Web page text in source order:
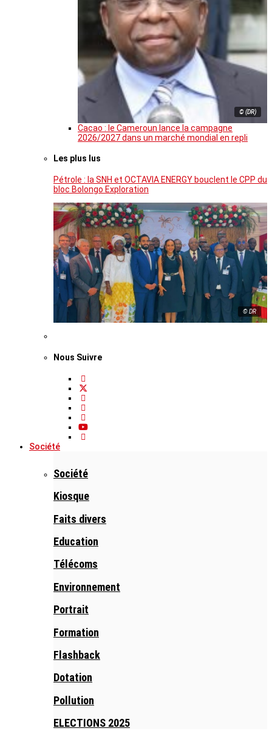
© (DR)
Cacao : le Cameroun lance la campagne
2026/2027 dans un marché mondial en repli
Les plus lus
Pétrole : la SNH et OCTAVIA ENERGY bouclent le CPP du
bloc Bolongo Exploration
© DR
Nous Suivre
Société
Société
Kiosque
Faits divers
Education
Télécoms
Environnement
Portrait
Formation
Flashback
Dotation
Pollution
ELECTIONS 2025